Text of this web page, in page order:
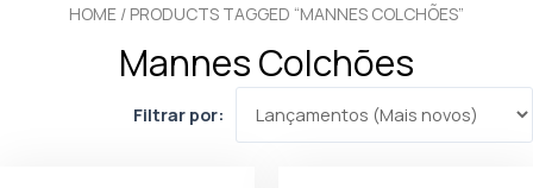
HOME / PRODUCTS TAGGED “MANNES COLCHÕES”
Mannes Colchões
Filtrar por: